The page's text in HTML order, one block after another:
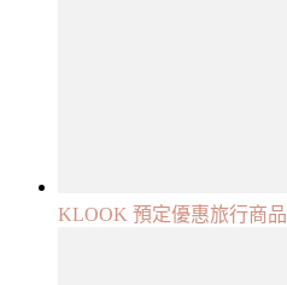
KLOOK 預定優惠旅行商品